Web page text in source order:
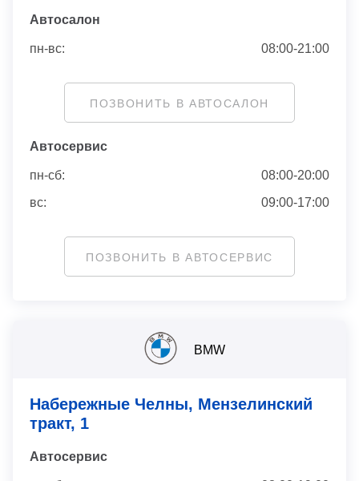
Автосaлон
пн-вс: 08:00-21:00
ПОЗВОНИТЬ В АВТОСАЛОН
Автосервис
пн-сб:
08:00-20:00
вс:
09:00-17:00
ПОЗВОНИТЬ В АВТОСЕРВИС
BMW
Набережные Челны, Мензелинский
тракт, 1
Автосервис